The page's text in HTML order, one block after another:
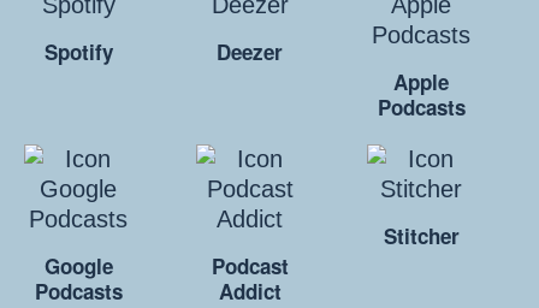
Spotify
Deezer
Apple
Podcasts
Google
Podcasts
Podcast
Addict
Stitcher